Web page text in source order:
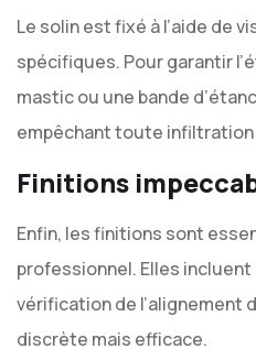
Le solin est fixé à l’aide de
spécifiques. Pour garantir
mastic ou une bande
empêchant toute infiltration
Finitions
Enfin, les finitions sont
professionnel. Elles
vérification de l’alignement
discrète mais efficace.